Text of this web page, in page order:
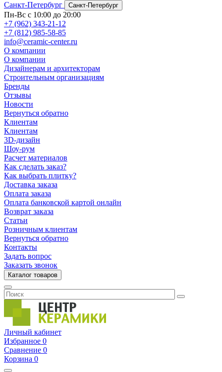
Санкт-Петербург
Санкт-Петербург
Пн-Вс с 10:00 до 20:00
+7 (962) 343-21-12
+7 (812) 985-58-85
info@ceramic-center.ru
О компании
О компании
Дизайнерам и архитекторам
Строительным организациям
Бренды
Отзывы
Новости
Вернуться обратно
Клиентам
Клиентам
3D-дизайн
Шоу-рум
Расчет материалов
Как сделать заказ?
Как выбрать плитку?
Доставка заказа
Оплата заказа
Оплата банковской картой онлайн
Возврат заказа
Статьи
Розничным клиентам
Вернуться обратно
Контакты
Задать вопрос
Заказать звонок
Каталог товаров
Личный кабинет
Избранное 0
Сравнение 0
Корзина 0